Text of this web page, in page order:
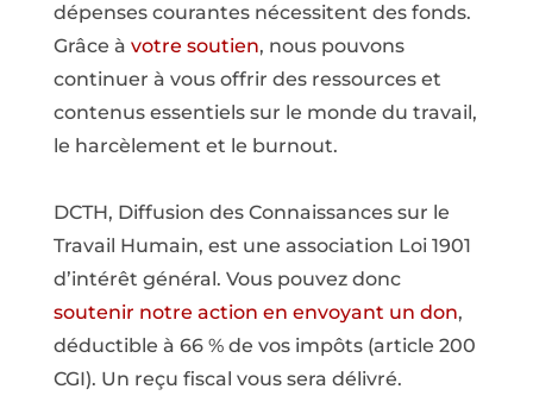
dépenses courantes nécessitent des fonds.
Grâce à votre soutien, nous pouvons
continuer à vous offrir des ressources et
contenus essentiels sur le monde du travail,
le harcèlement et le burnout.
DCTH, Diffusion des Connaissances sur le
Travail Humain, est une association Loi 1901
d’intérêt général. Vous pouvez donc
soutenir notre action en envoyant un don,
déductible à 66 % de vos impôts (article 200
CGI). Un reçu fiscal vous sera délivré.